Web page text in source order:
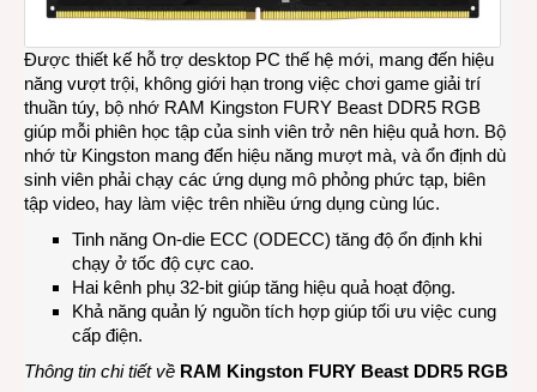
Được thiết kế hỗ trợ desktop PC thế hệ mới, mang đến hiệu
năng vượt trội, không giới hạn trong việc chơi game giải trí
thuần túy, bộ nhớ RAM Kingston FURY Beast DDR5 RGB
giúp mỗi phiên học tập của sinh viên trở nên hiệu quả hơn. Bộ
nhớ từ Kingston mang đến hiệu năng mượt mà, và ổn định dù
sinh viên phải chạy các ứng dụng mô phỏng phức tạp, biên
tập video, hay làm việc trên nhiều ứng dụng cùng lúc.
Tinh năng On-die ECC (ODECC) tăng độ ổn định khi
chạy ở tốc độ cực cao.
Hai kênh phụ 32-bit giúp tăng hiệu quả hoạt động.
Khả năng quản lý nguồn tích hợp giúp tối ưu việc cung
cấp điện.
Thông tin chi tiết về RAM Kingston FURY Beast DDR5 RGB